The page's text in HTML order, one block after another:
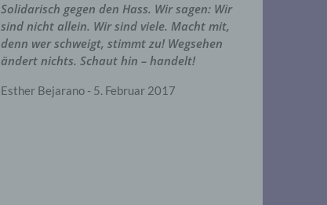
Solidarisch gegen den Hass. Wir sagen: Wir
sind nicht allein. Wir sind viele. Macht mit,
denn wer schweigt, stimmt zu! Wegsehen
ändert nichts. Schaut hin – handelt!
Esther Bejarano - 5. Februar 2017